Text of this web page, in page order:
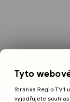
Tyto
Stránka Regio
vyjadřujete